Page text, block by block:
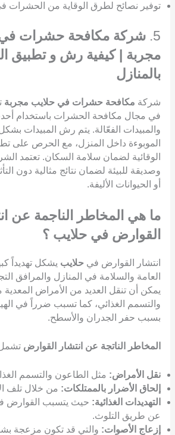
توفير نصائح لطرق الوقاية من الحشرات
5. شركة مكافحة حشرات
مجربة | كيفية رش و تطبيق
بالمنازل
شركة مكافحة حشرات في حلايب مجربة
في مجال مكافحة الحشرات باستخدام
والمبيدات الفعّالة. يتم رش المبيدات
الموبوءة داخل المنزل، مع الحرص على
الوقائية لضمان سلامة السكان. تعتمد
وصديقة للبيئة لضمان نتائج مثالية دون
أو الحيوانات الأليفة.
ما هي المخاطر الناجمة عن
القوارض في حلايب ؟
انتشار القوارض في حلايب يشكل تهديداً
العامة والسلامة في المنازل والمرافق
يمكن أن تنقل العديد من الأمراض
والتسمم الغذائي، كما تسبب ضرراً في
بسبب حفر الجدران والأسطح.
المخاطر الناتجة عن انتشار القوارض
نقل الأمراض: مثل الطاعون والتسمم
إلحاق الأضرار بالممتلكات: من خلال تلف
التهديدات الغذائية: حيث يتسبب القوارض
عن طريق التلوث.
إزعاج الأصوات: والتي قد تكون مزعجة